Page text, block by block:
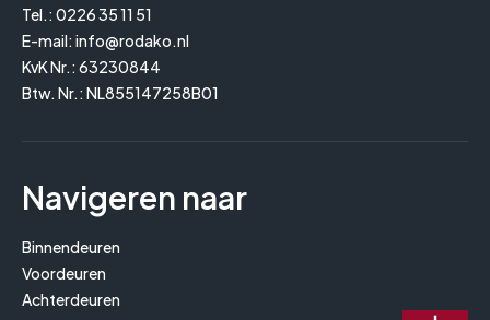
Tel.: 0226 35 11 51
E-mail: info@rodako.nl
KvK Nr.: 63230844
Btw. Nr.: NL855147258B01
Navigeren naar
Binnendeuren
Voordeuren
Achterdeuren